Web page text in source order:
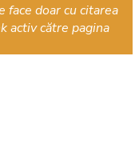
doar cu citarea
activ către pagina